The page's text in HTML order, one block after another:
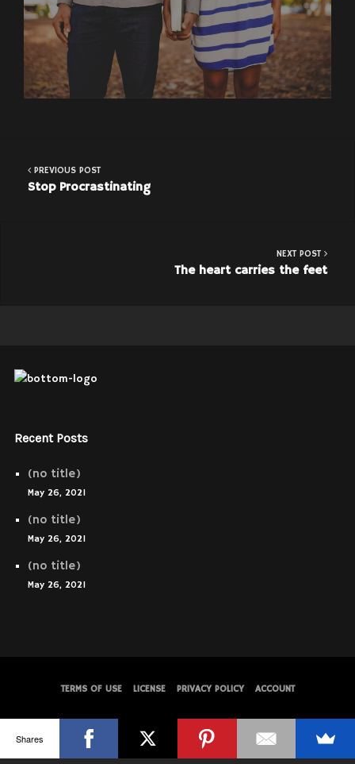
PREVIOUS POST
Stop Procrastinating
NEXT POST
The heart carries the feet
Recent Posts
(no title)
May 26, 2021
(no title)
May 26, 2021
(no title)
May 26, 2021
TERMS OF USE LICENSE PRIVACY POLICY ACCOUNT
Shares